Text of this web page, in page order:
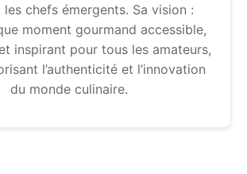
chefs émergents. Sa vision :
moment gourmand accessible,
inspirant pour tous les amateurs,
l’authenticité et l’innovation
du monde culinaire.